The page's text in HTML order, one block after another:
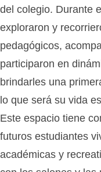
del colegio. Durante
exploraron y
pedagógicos,
participaron en
brindarles una
lo que será su vida
Este espacio tiene
futuros estudiantes
académicas y